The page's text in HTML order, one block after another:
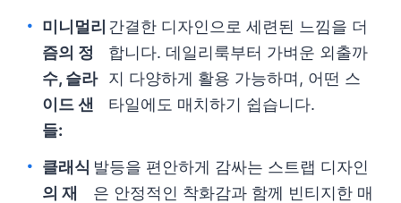
미니멀리
즘의 정
수, 슬라
이드 샌
들:
간결한 디자인으로 세련된 느낌을 더
합니다. 데일리룩부터 가벼운 외출까
지 다양하게 활용 가능하며, 어떤 스
타일에도 매치하기 쉽습니다.
클래식
의 재
발등을 편안하게 감싸는 스트랩 디자인
은 안정적인 착화감과 함께 빈티지한 매